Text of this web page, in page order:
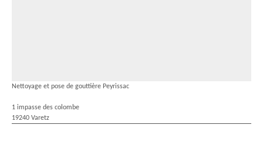
Nettoyage et pose de gouttière Peyrissac
1 impasse des colombe
19240 Varetz